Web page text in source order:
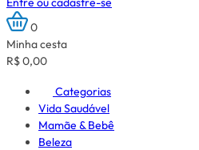
0
Minha cesta
R$ 0,00
Categorias
Vida Saudável
Mamãe & Bebê
Beleza